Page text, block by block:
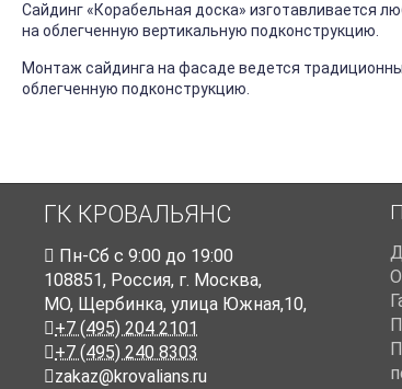
Сайдинг «Корабельная доска» изготавливается
на облегченную вертикальную подконструкцию.
Монтаж сайдинга на фасаде ведется
облегченную подконструкцию.
ГК КРОВАЛЬЯНС
Пн-Cб с 9:00 до 19:00
108851, Россия, г. Москва,
МО, Щербинка, улица Южная,10,
+7 (495) 204 2101
+7 (495) 240 8303
zakaz@krovalians.ru